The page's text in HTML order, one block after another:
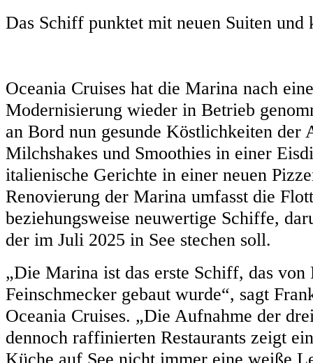
Das Schiff punktet mit neuen Suiten und
Oceania Cruises hat die Marina nach
Modernisierung wieder in Betrieb
an Bord nun gesunde Köstlichkeiten der
Milchshakes und Smoothies in einer
italienische Gerichte in einer neuen
Renovierung der Marina umfasst die
beziehungsweise neuwertige Schiffe,
der im Juli 2025 in See stechen soll.
„Die Marina ist das erste Schiff, das von
Feinschmecker gebaut wurde“, sagt
Oceania Cruises. „Die Aufnahme der
dennoch raffinierten Restaurants zeigt
Küche auf See nicht immer eine weiße